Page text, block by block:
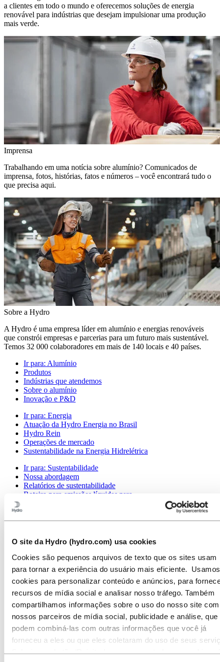
O site da Hydro (hydro.com) usa cookies
Cookies são pequenos arquivos de texto que os sites usam
para tornar a experiência do usuário mais eficiente. Usamos
cookies para personalizar conteúdo e anúncios, para
recursos de mídia social e analisar nosso tráfego. Também
compartilhamos informações sobre o uso do nosso site com
nossos parceiros de mídia social, publicidade e análise, que
podem combiná-las com outras informações que você já
forneceu a eles ou que eles coletaram do uso de seus
a clientes em todo o mundo e oferecemos soluções de energia
renovável para indústrias que desejam impulsionar uma produção
mais verde.
Imprensa
Trabalhando em uma notícia sobre alumínio? Comunicados de
imprensa, fotos, histórias, fatos e números – você encontrará tudo o
que precisa aqui.
Sobre a Hydro
A Hydro é uma empresa líder em alumínio e energias renováveis
que constrói empresas e parcerias para um futuro mais sustentável.
Temos 32 000 colaboradores em mais de 140 locais e 40 países.
Ir para: Alumínio
Produtos
Indústrias que atendemos
Sobre o alumínio
Inovação e P&D
Ir para: Energia
Atuação da Hydro Energia no Brasil
Hydro Rein
Operações de mercado
Sustentabilidade na Energia Hidrelétrica
Ir para: Sustentabilidade
Nossa abordagem
Relatórios de sustentabilidade
Roteiro para emissões líquidas zero
Oportunidades de emprego
Estudantes e graduados
A vida na Hydro
Áreas de carreira
Conheça nossa equipe
Jornada de recrutamento
Contato e perguntas frequentes
Ir para:Investidores
Contatos de investidores
Ir para:Imprensa
Contatos de meios de comunicação